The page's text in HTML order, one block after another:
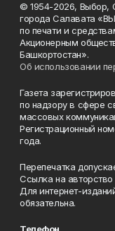
© 1954-2026, Выбор,
города Салавата
по печати и
Акционерным
Башкортостан».
Об использовании
Газета
по надзору в сфере
массовых
Регистрационный
года.
Перепечатка
Ссылка на
Для интернет-
обязательна.